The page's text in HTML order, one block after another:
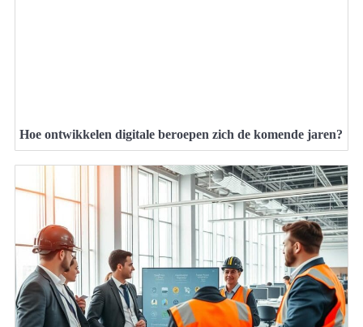
Hoe ontwikkelen digitale beroepen zich de komende jaren?